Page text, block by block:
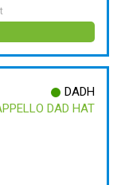
DADH
DAD HAT